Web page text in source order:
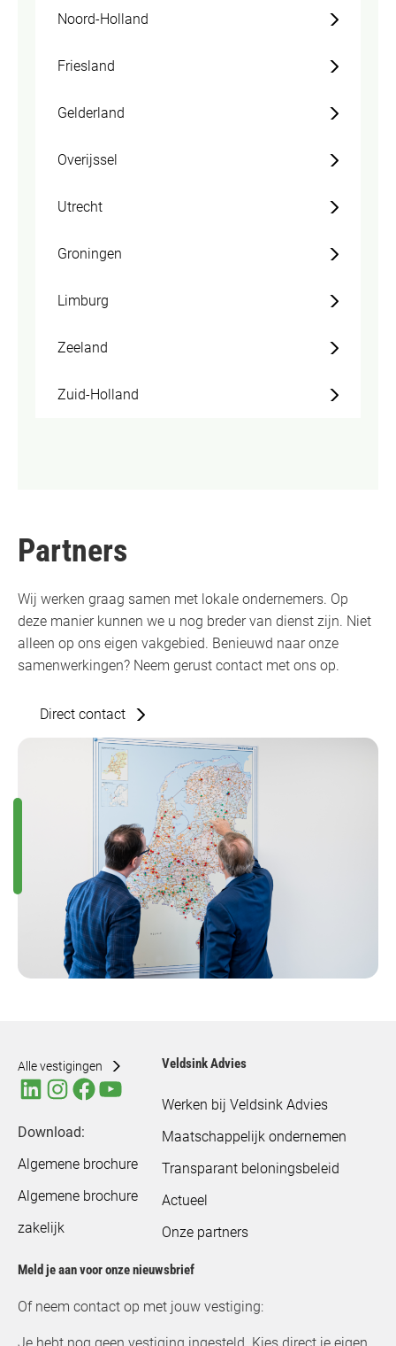
Noord-Holland
Friesland
Gelderland
Overijssel
Utrecht
Groningen
Limburg
Zeeland
Zuid-Holland
Partners
Wij werken graag samen met lokale ondernemers. Op
deze manier kunnen we u nog breder van dienst zijn. Niet
alleen op ons eigen vakgebied. Benieuwd naar onze
samenwerkingen? Neem gerust contact met ons op.
Direct contact
Alle vestigingen
Download:
Algemene brochure
Algemene brochure
zakelijk
Veldsink Advies
Werken bij Veldsink Advies
Maatschappelijk ondernemen
Transparant beloningsbeleid
Actueel
Onze partners
Meld je aan voor onze nieuwsbrief
Of neem contact op met jouw vestiging: